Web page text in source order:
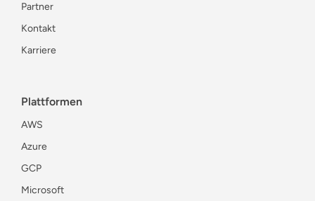
Partner
Kontakt
Karriere
Plattformen
AWS
Azure
GCP
Microsoft